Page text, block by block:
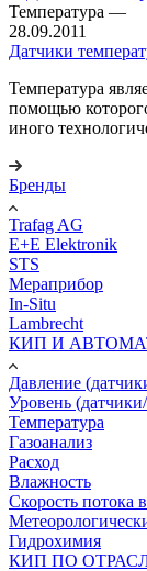
Температура —
28.09.2011
Датчики
Температура
помощью
иного
Бренды
Trafag AG
E+E Elektronik
STS
Мераприбор
In-Situ
Lambrecht
КИП И
Давление
Уровень
Температура
Газоанализ
Расход
Влажность
Скорость потока
Гидрохимия
КИП ПО